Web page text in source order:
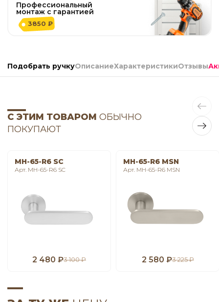
Профессиональный
монтаж с гарантией
3850 ₽
Подобрать ручкуОписаниеХарактеристикиОтзывы
С ЭТИМ ТОВАРОМ ОБЫЧНО
ПОКУПАЮТ
MH-65-R6 SC
Арт. MH-65-R6 SC
2 480 ₽3 100 ₽
MH-65-R6 MSN
Арт. MH-65-R6 MSN
2 580 ₽3 225 ₽